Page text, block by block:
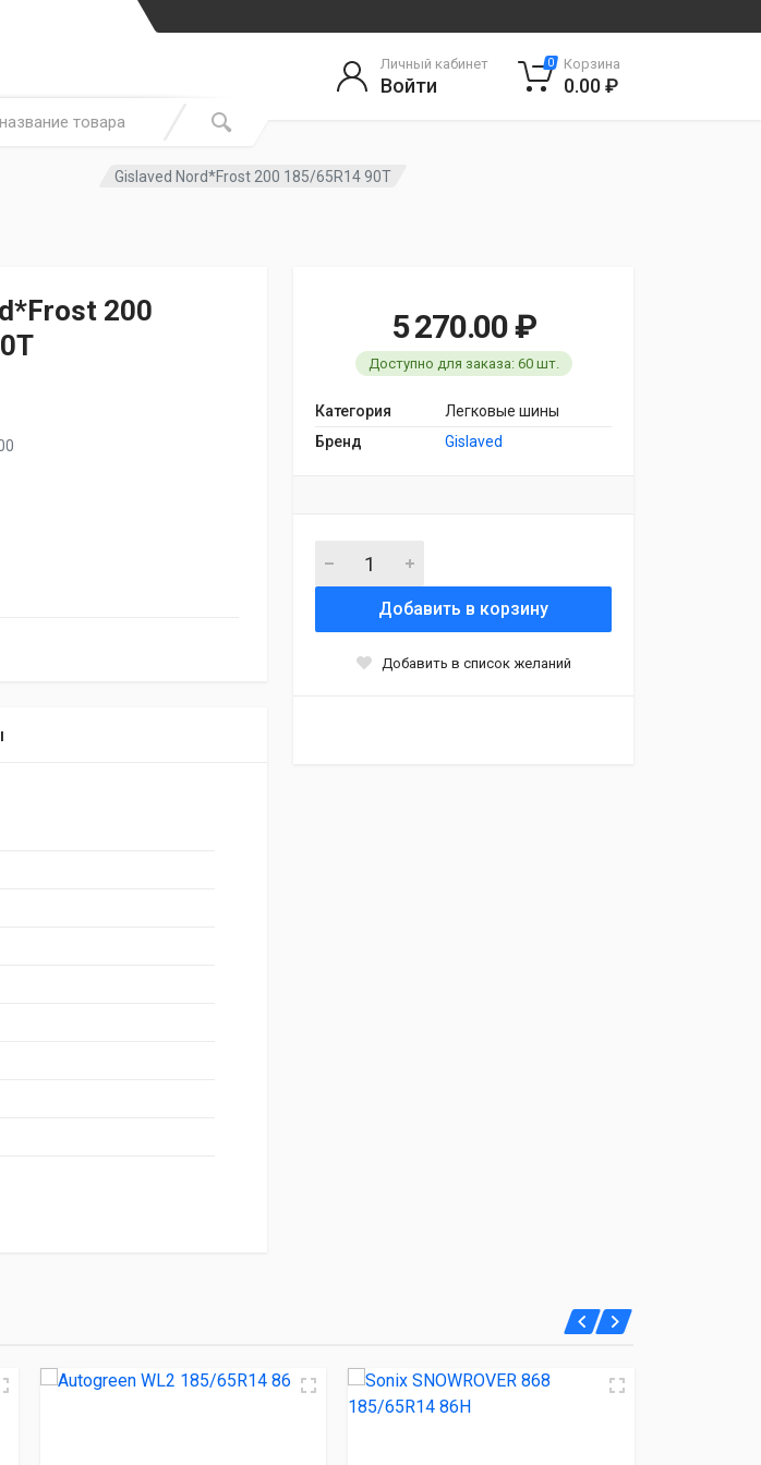
Личный кабинет
Войти
0 Корзина
0.00 ₽
Gislaved Nord*Frost 200 185/65R14 90T
200
5 270.00 ₽
Доступно для заказа: 60 шт.
Категория
Легковые шины
Бренд
Gislaved
Добавить в корзину
Добавить в список желаний